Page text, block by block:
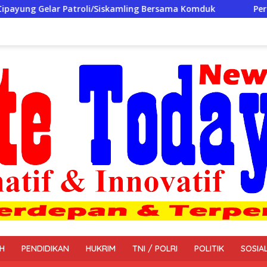
Bersama Komduk Perkuat Sinergi, Jaga
PENDIDIKAN HUKRIM TNI / POLRI POLITIK